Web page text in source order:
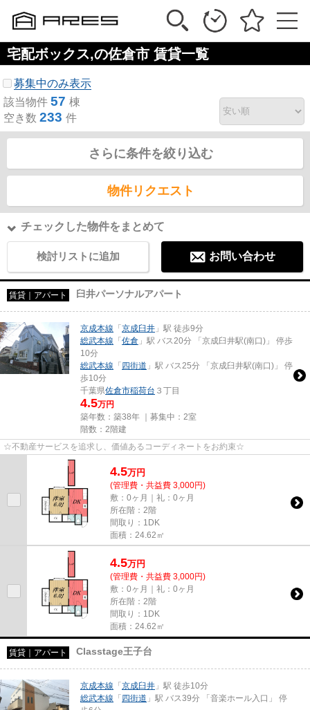
宅配ボックス,の佐倉市 賃貸一覧
募集中のみ表示
該当物件 57 棟
空き数 233 件
さらに条件を絞り込む
物件リクエスト
チェックした物件をまとめて
検討リストに追加 お問い合わせ
賃貸｜アパート 臼井パーソナルアパート
京成本線 「 京成臼井 」駅 徒歩9分
総武本線 「 佐倉 」駅 バス20分 「京成臼井駅(南口)」 停歩
10分
総武本線 「 四街道 」駅 バス25分 「京成臼井駅(南口)」 停
歩10分
千葉県佐倉市稲荷台 ３丁目
4.5万円
築年数：築38年 ｜募集中： 2室
階数：2階建
☆不動産サービスを追求し、価値あるコーディネートをお約束☆
4.5万円
(管理費・共益費 3,000円)
敷：0ヶ月｜礼：0ヶ月
所在階：2階
間取り：1DK
面積：24.62㎡
4.5万円
(管理費・共益費 3,000円)
敷：0ヶ月｜礼：0ヶ月
所在階：2階
間取り：1DK
面積：24.62㎡
賃貸｜アパート Classtage王子台
京成本線 「 京成臼井 」駅 徒歩10分
総武本線 「 四街道 」駅 バス39分 「音楽ホール入口」 停